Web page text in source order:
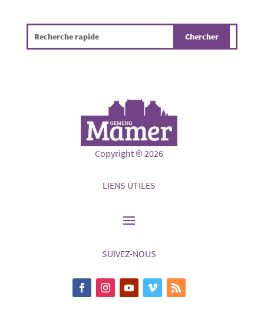
Copyright © 2026
LIENS UTILES
SUIVEZ-NOUS